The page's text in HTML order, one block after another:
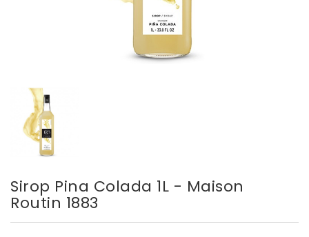
Sirop Pina Colada 1L - Maison
Routin 1883